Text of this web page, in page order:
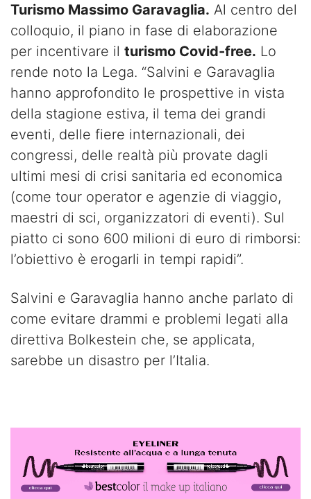
Turismo Massimo Garavaglia. Al centro del
colloquio, il piano in fase di elaborazione
per incentivare il turismo Covid-free. Lo
rende noto la Lega. “Salvini e Garavaglia
hanno approfondito le prospettive in vista
della stagione estiva, il tema dei grandi
eventi, delle fiere internazionali, dei
congressi, delle realtà più provate dagli
ultimi mesi di crisi sanitaria ed economica
(come tour operator e agenzie di viaggio,
maestri di sci, organizzatori di eventi). Sul
piatto ci sono 600 milioni di euro di rimborsi:
l’obiettivo è erogarli in tempi rapidi”.
Salvini e Garavaglia hanno anche parlato di
come evitare drammi e problemi legati alla
direttiva Bolkestein che, se applicata,
sarebbe un disastro per l’Italia.